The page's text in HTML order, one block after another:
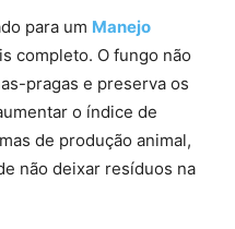
para um Manejo
completo. O fungo não
pragas e preserva os
o índice de
de produção animal,
não deixar resíduos na